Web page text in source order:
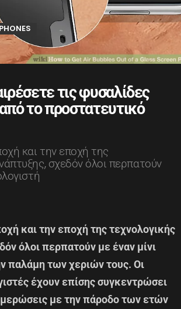
τις φυσαλίδες
το προστατευτικό
και την εποχή της
σχεδόν όλοι περπατούν
και την εποχή της τεχνολογικής
όλοι περπατούν με έναν μίνι
παλάμη των χεριών τους. Οι
έχουν επίσης συγκεντρώσει
με την πάροδο των ετών